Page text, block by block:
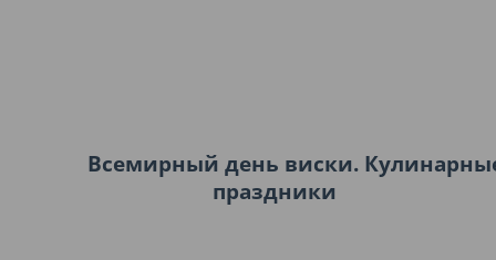
Всемирный день виски.
праздники